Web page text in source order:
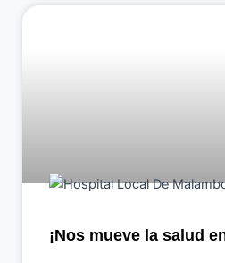
¡Nos mueve la salud